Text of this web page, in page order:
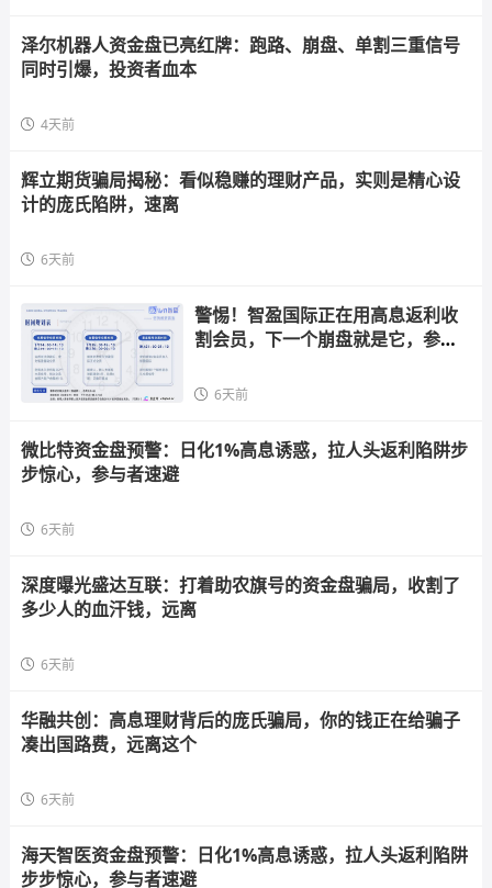
泽尔机器人资金盘已亮红牌：跑路、崩盘、单割三重信号
同时引爆，投资者血本
4天前
辉立期货骗局揭秘：看似稳赚的理财产品，实则是精心设
计的庞氏陷阱，速离
6天前
警惕！智盈国际正在用高息返利收
割会员，下一个崩盘就是它，参与
6天前
微比特资金盘预警：日化1%高息诱惑，拉人头返利陷阱步
步惊心，参与者速避
6天前
深度曝光盛达互联：打着助农旗号的资金盘骗局，收割了
多少人的血汗钱，远离
6天前
华融共创：高息理财背后的庞氏骗局，你的钱正在给骗子
凑出国路费，远离这个
6天前
海天智医资金盘预警：日化1%高息诱惑，拉人头返利陷阱
步步惊心，参与者速避